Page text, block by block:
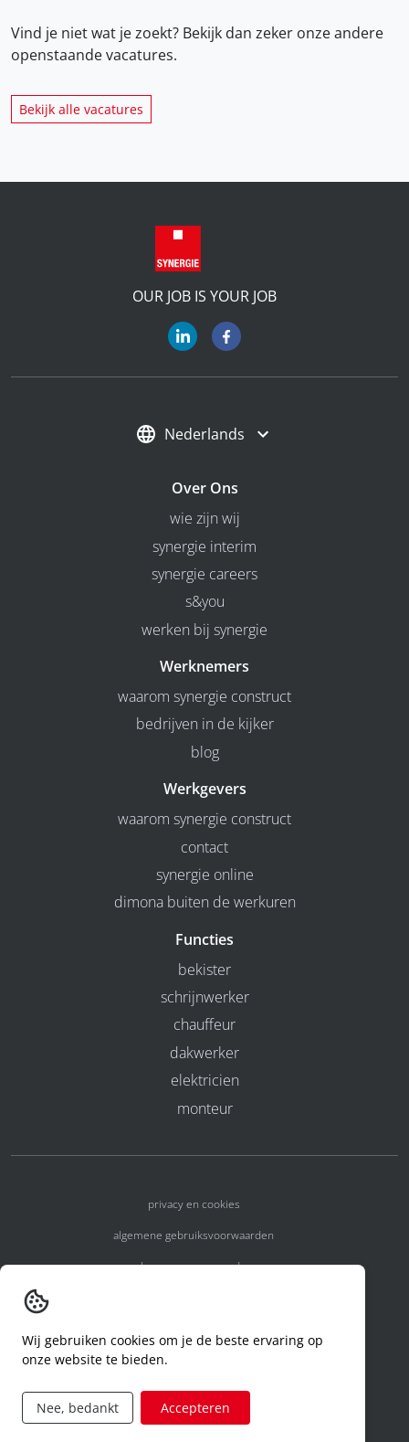
Vind je niet wat je zoekt? Bekijk dan zeker onzeandere
openstaande vacatures.
Bekijk alle vacatures
OUR JOB IS YOUR JOB
Nederlands
Over Ons
wie zijn wij
synergie interim
synergie careers
s&you
werken bij synergie
Werknemers
waarom synergie construct
bedrijven in de kijker
blog
Werkgevers
waarom synergie construct
contact
synergie online
dimona buiten de werkuren
Functies
bekister
schrijnwerker
chauffeur
dakwerker
elektricien
monteur
privacy en cookies
algemene gebruiksvoorwaarden
algemene voorwaarden
code of conduct
aanvraag rechten ivm privacy
Wij gebruiken cookies om je de beste ervaring op
onze website te bieden.
Nee, bedankt Accepteren